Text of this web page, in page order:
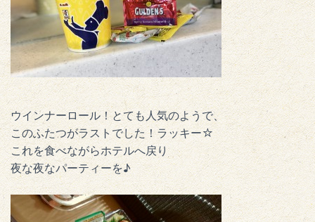
ウインナーロール！とても人気のようで、
このふたつがラストでした！ラッキー☆
これを食べながらホテルへ戻り
夜な夜なパーティーを♪